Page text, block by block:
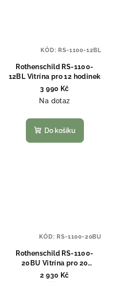
Rothenschild RS-1100-
12BL Vitrína pro 12 hodinek
3 990 Kč
Na dotaz
Do košíku
KÓD: RS-1100-12BL
Rothenschild RS-1100-
20BU Vitrína pro 20
hodinek
2 930 Kč
KÓD: RS-1100-20BU